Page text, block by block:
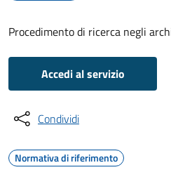
Procedimento di ricerca negli
Accedi al servizio
Condividi
Normativa di riferimento